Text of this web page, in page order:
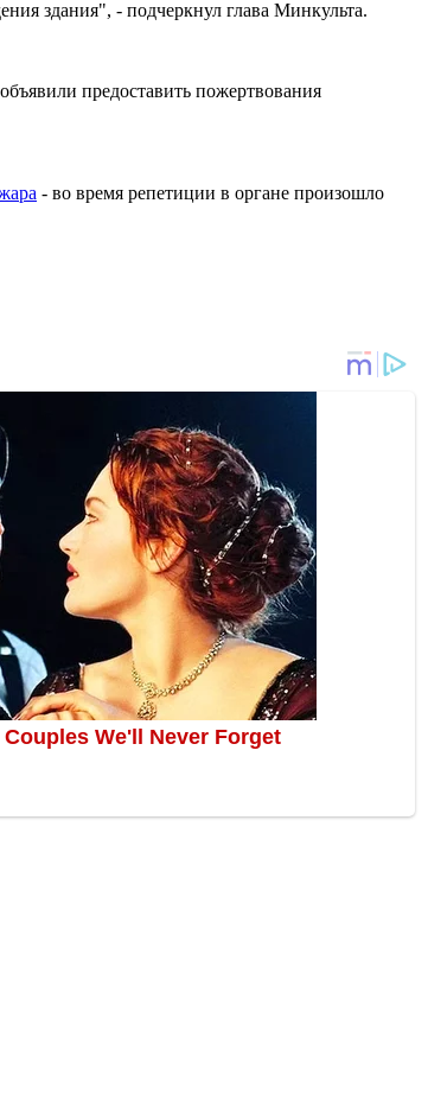
здания", - подчеркнул глава Минкульта.
предоставить пожертвования
- во время репетиции в органе произошло